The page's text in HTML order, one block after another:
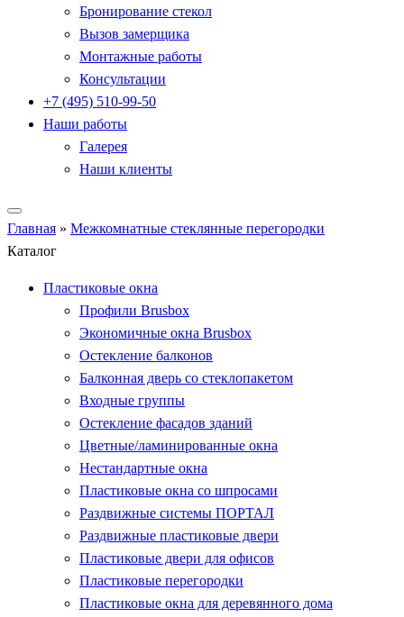
Бронирование стекол
Вызов замерщика
Монтажные работы
Консультации
+7 (495) 510-99-50
Наши работы
Галерея
Наши клиенты
Главная » Межкомнатные стеклянные перегородки
Каталог
Пластиковые окна
Профили Brusbox
Экономичные окна Brusbox
Остекление балконов
Балконная дверь со стеклопакетом
Входные группы
Остекление фасадов зданий
Цветные/ламинированные окна
Нестандартные окна
Пластиковые окна со шпросами
Раздвижные системы ПОРТАЛ
Раздвижные пластиковые двери
Пластиковые двери для офисов
Пластиковые перегородки
Пластиковые окна для деревянного дома